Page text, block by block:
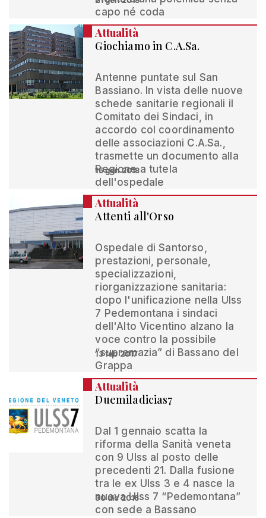
capo né coda
Attualità
Giochiamo in C.A.Sa.
Antenne puntate sul San
Bassiano. In vista delle nuove
schede sanitarie regionali il
Comitato dei Sindaci, in
accordo col coordinamento
delle associazioni C.A.Sa.,
trasmette un documento alla
Regione a tutela
dell'ospedale
15 gen 2018
Attualità
Attenti all'Orso
Ospedale di Santorso,
prestazioni, personale,
specializzazioni,
riorganizzazione sanitaria:
dopo l'unificazione nella Ulss
7 Pedemontana i sindaci
dell'Alto Vicentino alzano la
voce contro la possibile
“supremazia” di Bassano del
Grappa
13 feb 2017
Attualità
Duemiladicias7
Dal 1 gennaio scatta la
riforma della Sanità veneta
con 9 Ulss al posto delle
precedenti 21. Dalla fusione
tra le ex Ulss 3 e 4 nasce la
nuova Ulss 7 “Pedemontana”
con sede a Bassano
30 dic 2016